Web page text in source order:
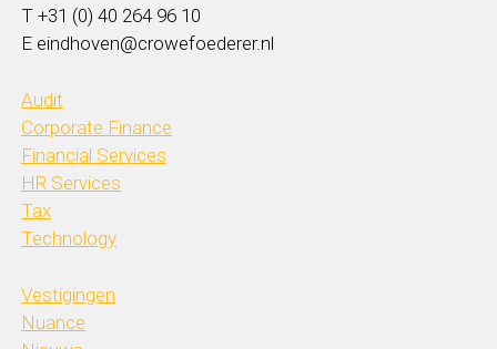
T +31 (0) 40 264 96 10
E eindhoven@crowefoederer.nl
Audit
Corporate Finance
Financial Services
HR Services
Tax
Technology
Vestigingen
Nuance